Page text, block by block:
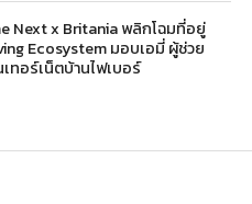
Next x Britania พลิกโฉมที่อยู่
Ecosystem มอบเอมี่ ผู้ช่วย
ทอร์เน็ตบ้านไฟเบอร์